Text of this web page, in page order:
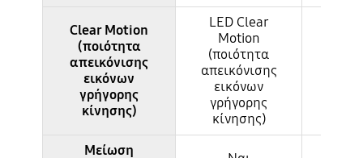
Clear Motion
(ποιότητα
απεικόνισης
εικόνων
γρήγορης
κίνησης)
LED Clear
Motion
(ποιότητα
απεικόνισης
εικόνων
γρήγορης
κίνησης)
Μείωση